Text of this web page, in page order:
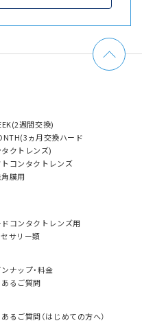
週間交換)
ヵ月交換ハード
クトレンズ)
トコンタクトレンズ
膜用
コンタクトレンズ用
サリー類
ナップ・料金
るご質問
るご質問（はじめての方へ）